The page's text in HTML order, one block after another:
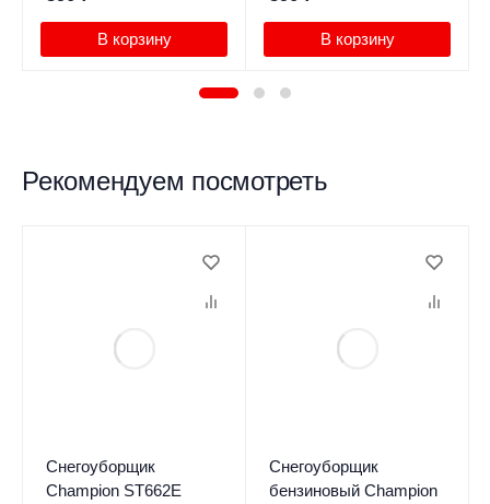
В корзину В корзину
Рекомендуем посмотреть
Снегоуборщик
Champion ST662E
Снегоуборщик
бензиновый Champion